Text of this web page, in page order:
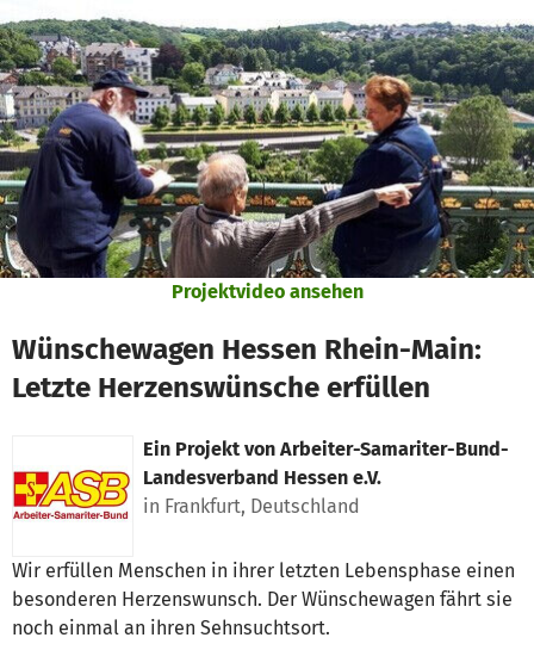
Zum Hauptinhalt springen
Erklärung zur Barrierefreiheit anzeigen
Projektvideo ansehen
Wünschewagen Hessen Rhein-Main:
Letzte Herzenswünsche erfüllen
Ein Projekt von Arbeiter-Samariter-Bund-
Landesverband Hessen e.V.
in Frankfurt, Deutschland
Wir erfüllen Menschen in ihrer letzten Lebensphase einen
besonderen Herzenswunsch. Der Wünschewagen fährt sie
noch einmal an ihren Sehnsuchtsort.